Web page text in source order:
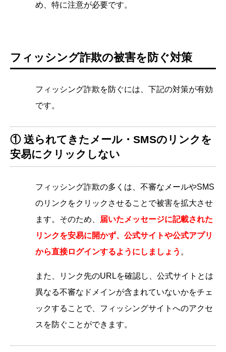
め、特に注意が必要です。
フィッシング詐欺の被害を防ぐ対策
フィッシング詐欺を防ぐには、下記の対策が有効
です。
① 送られてきたメール・SMSのリンクを
安易にクリックしない
フィッシング詐欺の多くは、不審なメールやSMS
のリンクをクリックさせることで被害を拡大させ
ます。そのため、
届いたメッセージに記載された
リンクを安易に開かず、公式サイトや公式アプリ
から直接ログインするようにしましょう 。
また、リンク先のURLを確認し、公式サイトとは
異なる不審なドメインが含まれていないかをチェ
ックすることで、フィッシングサイトへのアクセ
スを防ぐことができます。